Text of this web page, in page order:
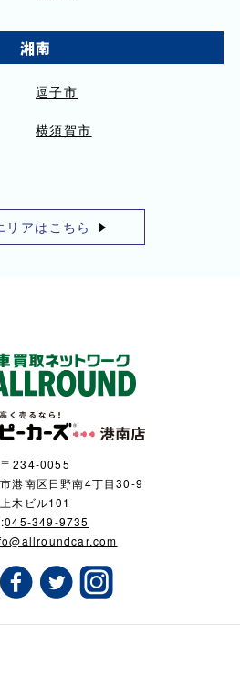
湘南
逗子市
横須賀市
リアはこちら
〒234-0055
港南区日野南4丁目30-9
上木ビル101
045-349-9735